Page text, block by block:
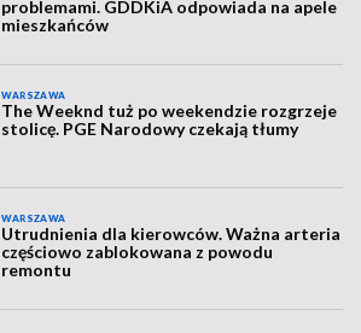
problemami. GDDKiA odpowiada na apele
mieszkańców
WARSZAWA
The Weeknd tuż po weekendzie rozgrzeje
stolicę. PGE Narodowy czekają tłumy
WARSZAWA
Utrudnienia dla kierowców. Ważna arteria
częściowo zablokowana z powodu
remontu